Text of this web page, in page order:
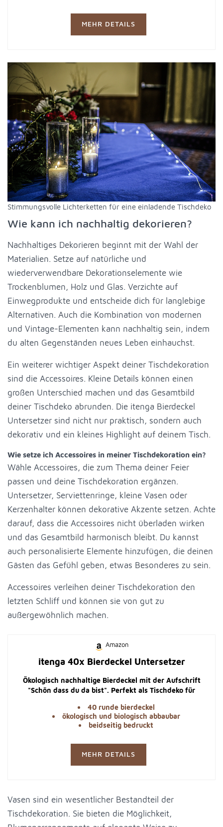
MEHR DETAILS
Stimmungsvolle Lichterketten für eine einladende Tischdeko
Wie kann ich nachhaltig dekorieren?
Nachhaltiges Dekorieren beginnt mit der Wahl der
Materialien. Setze auf natürliche und
wiederverwendbare Dekorationselemente wie
Trockenblumen, Holz und Glas. Verzichte auf
Einwegprodukte und entscheide dich für langlebige
Alternativen. Auch die Kombination von modernen
und Vintage-Elementen kann nachhaltig sein, indem
du alten Gegenständen neues Leben einhauchst.
Ein weiterer wichtiger Aspekt deiner Tischdekoration
sind die Accessoires. Kleine Details können einen
großen Unterschied machen und das Gesamtbild
deiner Tischdeko abrunden. Die itenga Bierdeckel
Untersetzer sind nicht nur praktisch, sondern auch
dekorativ und ein kleines Highlight auf deinem Tisch.
Wie setze ich Accessoires in meiner Tischdekoration ein?
Wähle Accessoires, die zum Thema deiner Feier
passen und deine Tischdekoration ergänzen.
Untersetzer, Serviettenringe, kleine Vasen oder
Kerzenhalter können dekorative Akzente setzen. Achte
darauf, dass die Accessoires nicht überladen wirken
und das Gesamtbild harmonisch bleibt. Du kannst
auch personalisierte Elemente hinzufügen, die deinen
Gästen das Gefühl geben, etwas Besonderes zu sein.
Accessoires verleihen deiner Tischdekoration den
letzten Schliff und können sie von gut zu
außergewöhnlich machen.
Amazon
itenga 40x Bierdeckel Untersetzer
Ökologisch nachhaltige Bierdeckel mit der Aufschrift
"Schön dass du da bist". Perfekt als Tischdeko für
40 runde bierdeckel
ökologisch und biologisch abbaubar
beidseitig bedruckt
MEHR DETAILS
Vasen sind ein wesentlicher Bestandteil der
Tischdekoration. Sie bieten die Möglichkeit,